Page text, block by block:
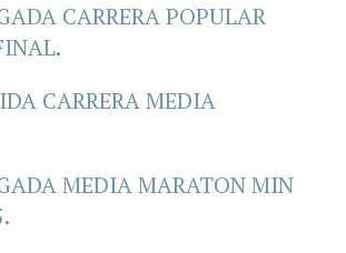
CARRERA POPULAR
.
CARRERA MEDIA
MEDIA MARATON MIN
.